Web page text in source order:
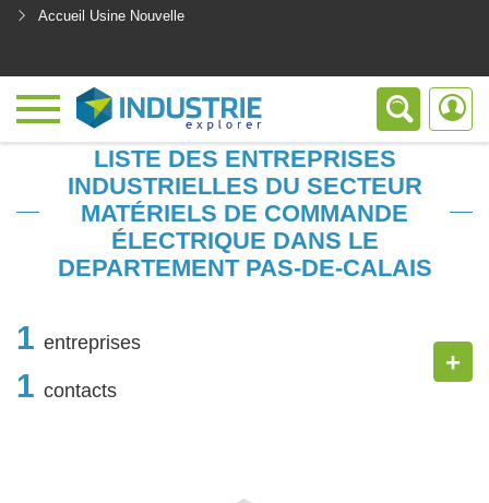
Accueil Usine Nouvelle
LISTE DES ENTREPRISES
INDUSTRIELLES DU SECTEUR
MATÉRIELS DE COMMANDE
ÉLECTRIQUE DANS LE
DEPARTEMENT PAS-DE-CALAIS
1 entreprises
1 contacts
+